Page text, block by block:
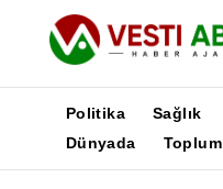
Politika Sağlık
Dünyada
Toplum